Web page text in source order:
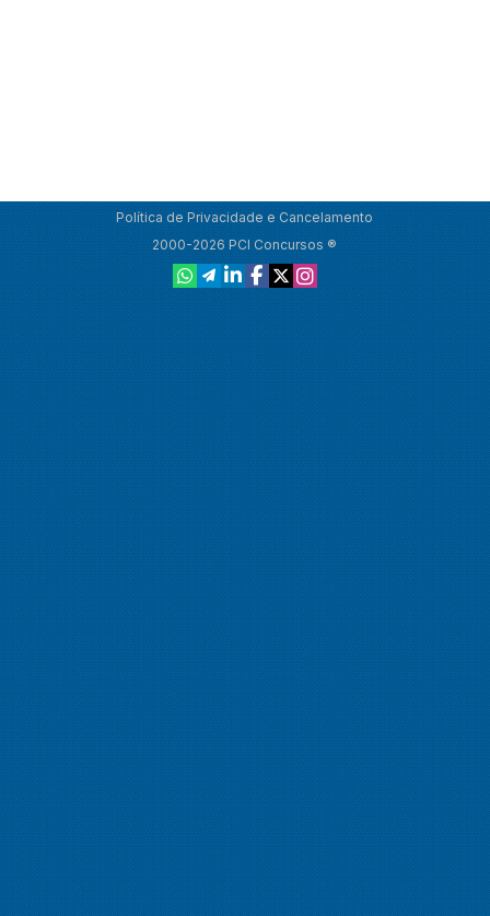
Política de Privacidade e Cancelamento
2000-2026 PCI Concursos ®